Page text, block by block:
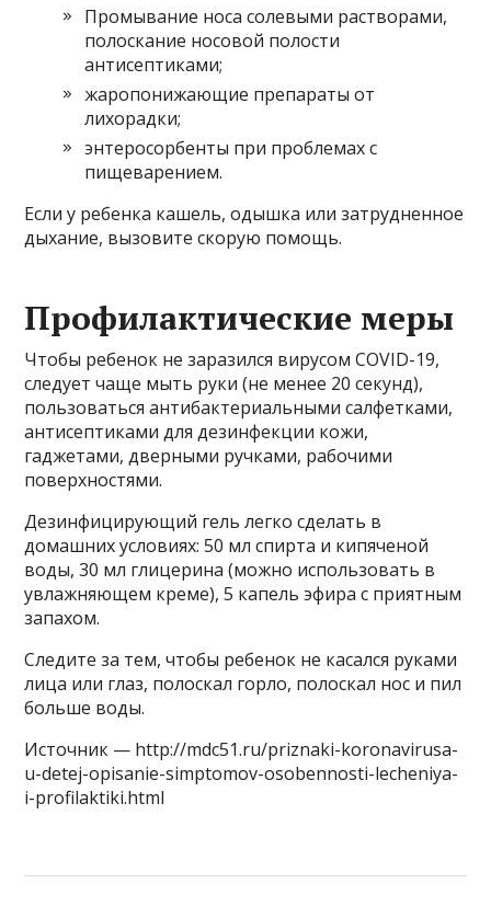
Промывание носа солевыми растворами,
полоскание носовой полости
антисептиками;
жаропонижающие препараты от
лихорадки;
энтеросорбенты при проблемах с
пищеварением.
Если у ребенка кашель, одышка или затрудненное
дыхание, вызовите скорую помощь.
Профилактические меры
Чтобы ребенок не заразился вирусом COVID-19,
следует чаще мыть руки (не менее 20 секунд),
пользоваться антибактериальными салфетками,
антисептиками для дезинфекции кожи,
гаджетами, дверными ручками, рабочими
поверхностями.
Дезинфицирующий гель легко сделать в
домашних условиях: 50 мл спирта и кипяченой
воды, 30 мл глицерина (можно использовать в
увлажняющем креме), 5 капель эфира с приятным
запахом.
Следите за тем, чтобы ребенок не касался руками
лица или глаз, полоскал горло, полоскал нос и пил
больше воды.
Источник — http://mdc51.ru/priznaki-koronavirusa-
u-detej-opisanie-simptomov-osobennosti-lecheniya-
i-profilaktiki.html